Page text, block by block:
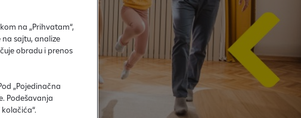
na „Prihvatam“,
sajtu, analize
obradu i prenos
„Pojedinačna
Podešavanja